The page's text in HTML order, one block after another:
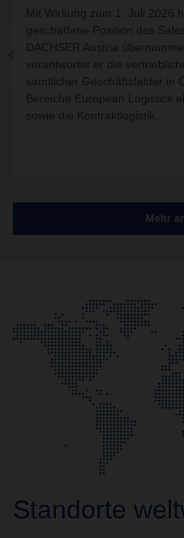
Mit Wirkung zum 1. Juli 2026
geschaffene Position des
DACHSER Austria
verantwortet er die
sämtlicher Geschäftsfelder in
Bereiche European Logistics
sowie die Kontraktlogistik.
Mehr
Standorte